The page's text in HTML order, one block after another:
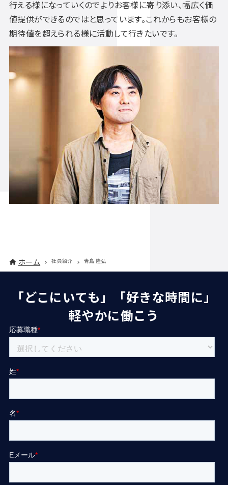
行える様になっていくのでよりお客様に寄り添い、幅広く価
値提供ができるのではと思っています。これからもお客様の
期待値を超えられる様に活動して行きたいです。
ホーム 社員紹介 青島 隆弘
「どこにいても」「好きな時間に」
軽やかに働こう